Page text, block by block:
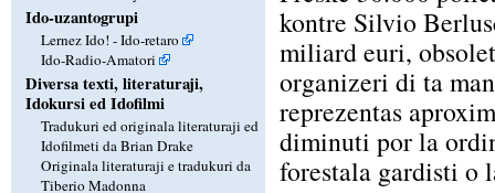
Ido-uzantogrupi
Lernez Ido! - Ido-retaro
Ido-Radio-Amatori
Diversa texti, literaturaji,
Idokursi ed Idofilmi
Tradukuri ed originala literaturaji ed
Idofilmeti da Brian Drake
Originala literaturaji e tradukuri da
Tiberio Madonna
kontre Silvio
miliard euri,
organizeri di ta
reprezentas
diminuti por la
forestala gardisti o